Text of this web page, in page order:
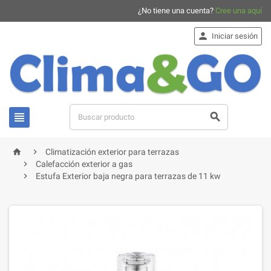
¿No tiene una cuenta? Cree una aquí
 
 Iniciar sesión
 
Climatización exterior para terrazas

Calefacción exterior a gas

Estufa Exterior baja negra para terrazas de 11 kw